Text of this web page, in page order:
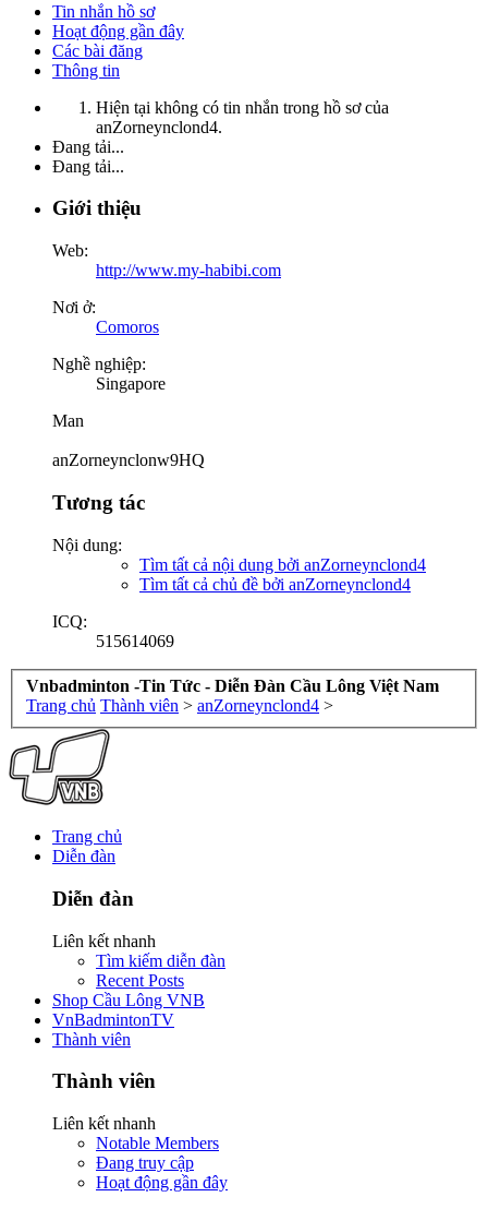
Tin nhắn hồ sơ
Hoạt động gần đây
Các bài đăng
Thông tin
Hiện tại không có tin nhắn trong hồ sơ của
anZorneynclond4.
Đang tải...
Đang tải...
Giới thiệu
Web:
http://www.my-habibi.com
Nơi ở:
Comoros
Nghề nghiệp:
Singapore
Man
anZorneynclonw9HQ
Tương tác
Nội dung:
Tìm tất cả nội dung bởi anZorneynclond4
Tìm tất cả chủ đề bởi anZorneynclond4
ICQ:
515614069
Vnbadminton -Tin Tức - Diễn Đàn Cầu Lông Việt Nam
Trang chủ Thành viên > anZorneynclond4 >
Trang chủ
Diễn đàn
Diễn đàn
Liên kết nhanh
Tìm kiếm diễn đàn
Recent Posts
Shop Cầu Lông VNB
VnBadmintonTV
Thành viên
Thành viên
Liên kết nhanh
Notable Members
Đang truy cập
Hoạt động gần đây